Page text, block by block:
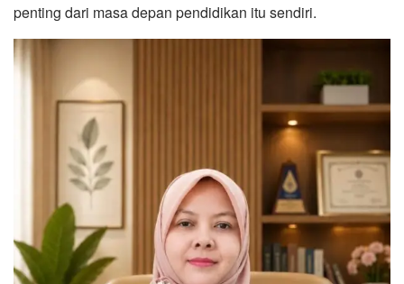
penting dari masa depan pendidikan itu sendiri.